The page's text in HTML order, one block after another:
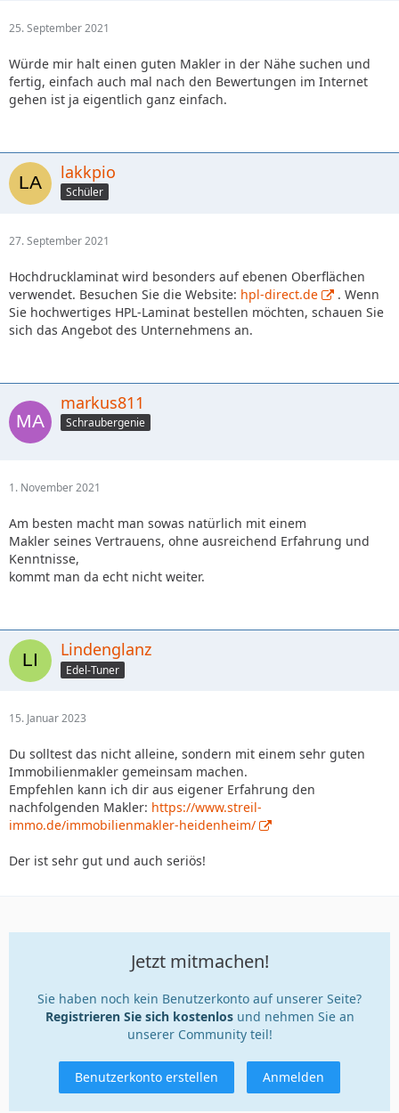
25. September 2021
Würde mir halt einen guten Makler in der Nähe suchen und
fertig, einfach auch mal nach den Bewertungen im Internet
gehen ist ja eigentlich ganz einfach.
lakkpio
Schüler
27. September 2021
Hochdrucklaminat wird besonders auf ebenen Oberflächen
verwendet. Besuchen Sie die Website: hpl-direct.de
. Wenn
Sie hochwertiges HPL-Laminat bestellen möchten, schauen Sie
sich das Angebot des Unternehmens an.
markus811
Schraubergenie
1. November 2021
Am besten macht man sowas natürlich mit einem
Makler seines Vertrauens, ohne ausreichend Erfahrung und
Kenntnisse,
kommt man da echt nicht weiter.
Lindenglanz
Edel-Tuner
15. Januar 2023
Du solltest das nicht alleine, sondern mit einem sehr guten
Immobilienmakler gemeinsam machen.
Empfehlen kann ich dir aus eigener Erfahrung den
nachfolgenden Makler: https://www.streil-
immo.de/immobilienmakler-heidenheim/
Der ist sehr gut und auch seriös!
Jetzt mitmachen!
Sie haben noch kein Benutzerkonto auf unserer Seite?
Registrieren Sie sich kostenlosund nehmen Sie an
unserer Community teil!
Benutzerkonto erstellen Anmelden